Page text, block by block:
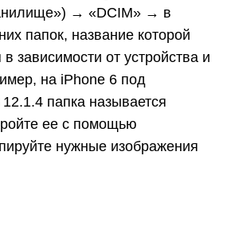
→ «DCIM» → в
папок, название которой
зависимости от устройства и
на iPhone 6 под
папка называется
ее с помощью
нужные изображения